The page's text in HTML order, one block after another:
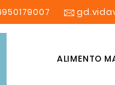
ALIMENTO